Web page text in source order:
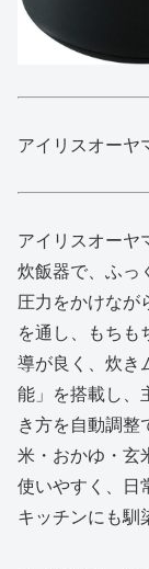
アイリスオーヤ
アイリスオーヤ
炊飯器で、ふっ
圧力をかけなが
を通し、もちも
導が良く、炊き
能」を搭載し、
き方を自動調整
米・おかゆ・玄
使いやすく、日
キッチンにも馴